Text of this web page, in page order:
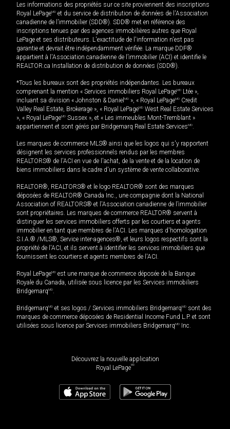
Les informations des propriétés sur ce site proviennent des inscriptions
Royal LePageMD et du service de distribution de données de l'Association
canadienne de l’immobilier (SDD®). SDD® met en référence des
inscriptions tenues par des agences immobilières autres que Royal
LePage et ses distributeurs. L'exactitude de l'information n'est pas
garantie et devrait être indépendamment vérifiée. La marque DDF®
appartient à l'Association canadienne de l’immobilier (ACI) et identifie le
REALTOR.ca Installation de distribution de données (SDD®).
*Tous les bureaux sont des propriétés indépendantes. Les bureaux
comprenant la mention « Services immobiliers Royal LePageMD Ltée »,
incluant sa division « Johnston & Daniel MD », « Royal LePageMD Credit
Valley Real Estate, Brokerage », « Royal LePageMD West Real Estate Services
», « Royal LePageMD Sussex », et « Les immeubles Mont-Tremblant »
appartiennent et sont gérés par Bridgemarq Real Estate ServicesMD
Les marques de commerce MLS® ainsi que les logos qui s'y rapportent
désignent les services professionnels rendus par les membres
REALTORS® de l'ACI en vue de l'achat, de la vente et de la location de
biens immobiliers dans le cadre d'un système de vente collaborative.
REALTOR®, REALTORS® et le logo REALTOR® sont des marques
déposées de REALTOR® Canada Inc., une compagnie dont la National
Association of REALTORS® et l'Association canadienne de l’immobilier
sont propriétaires. Les marques de commerce REALTOR® servent à
distinguer les services immobiliers offerts par les courtiers et agents
immobilier en tant que membres de l'ACI. Les marques d'homologation
S.I.A.® /MLS®, Service inter-agences®, et leurs logos respectifs sont la
propriété de l'ACI, et ils servent à identifier les services immobiliers que
fournissent les courtiers et agents membres de l'ACI.
Royal LePageMD est une marque de commerce déposée de la Banque
Royale du Canada, utilisée sous licence par les Services immobiliers
BridgemarqMD
BridgemarqMD et ses logos / Services immobiliers BridgemarqMD sont des
marques de commerce déposées de Residential Income Fund L.P. et sont
utilisées sous licence par Services immobiliers BridgemarqMD Inc.
Découvrez la nouvelle application
Royal LePageMD